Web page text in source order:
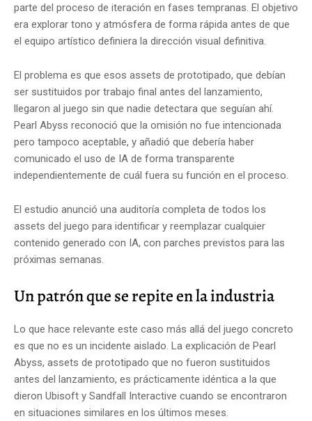
parte del proceso de iteración en fases tempranas. El objetivo
era explorar tono y atmósfera de forma rápida antes de que
el equipo artístico definiera la dirección visual definitiva.
El problema es que esos assets de prototipado, que debían
ser sustituidos por trabajo final antes del lanzamiento,
llegaron al juego sin que nadie detectara que seguían ahí.
Pearl Abyss reconoció que la omisión no fue intencionada
pero tampoco aceptable, y añadió que debería haber
comunicado el uso de IA de forma transparente
independientemente de cuál fuera su función en el proceso.
El estudio anunció una auditoría completa de todos los
assets del juego para identificar y reemplazar cualquier
contenido generado con IA, con parches previstos para las
próximas semanas.
Un patrón que se repite en la industria
Lo que hace relevante este caso más allá del juego concreto
es que no es un incidente aislado. La explicación de Pearl
Abyss, assets de prototipado que no fueron sustituidos
antes del lanzamiento, es prácticamente idéntica a la que
dieron Ubisoft y Sandfall Interactive cuando se encontraron
en situaciones similares en los últimos meses.